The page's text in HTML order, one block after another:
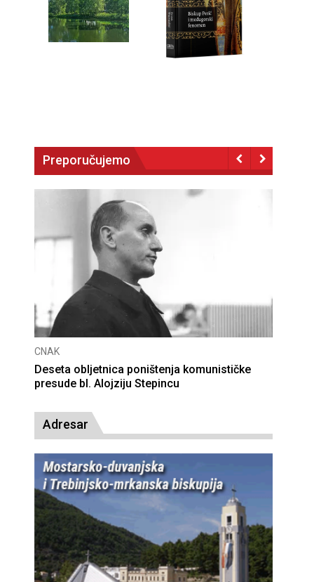
Preporučujemo
CNAK
Deseta obljetnica poništenja komunističke
presude bl. Alojziju Stepincu
Adresar